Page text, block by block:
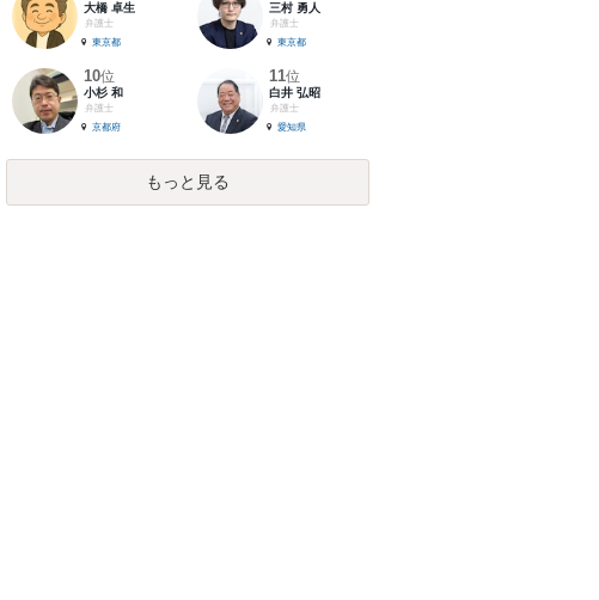
大橋 卓生
弁護士
東京都
三村 勇人
弁護士
東京都
10位
小杉 和
弁護士
京都府
11位
白井 弘昭
弁護士
愛知県
もっと見る